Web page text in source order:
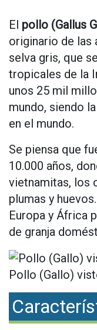
El pollo (Gallus
originario de las
selva gris, que
tropicales de la
unos 25 mil
mundo, siendo
en el mundo.
Se piensa que
10.000 años,
vietnamitas, los
plumas y
Europa y África
de granja
Pollo (Gallo)